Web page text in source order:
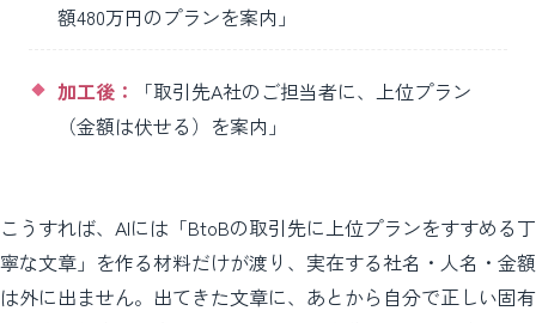
額480万円のプランを案内」
加工後：
「取引先A社のご担当者に、上位プラン
（金額は伏せる）を案内」
こうすれば、AIには「BtoBの取引先に上位プランをすすめる丁
寧な文章」を作る材料だけが渡り、実在する社名・人名・金額
は外に出ません。出てきた文章に、あとから自分で正しい固有